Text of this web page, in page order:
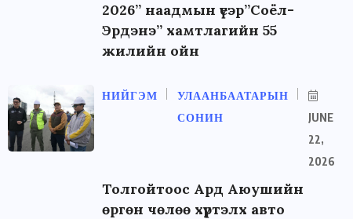
2026” наадмын үеэр”Соёл-
Эрдэнэ” хамтлагийн 55
жилийн ойн
НИЙГЭМ
УЛААНБААТАРЫН
СОНИН
JUNE
22,
2026
Толгойтоос Ард Аюушийн
өргөн чөлөө хүртэлх авто